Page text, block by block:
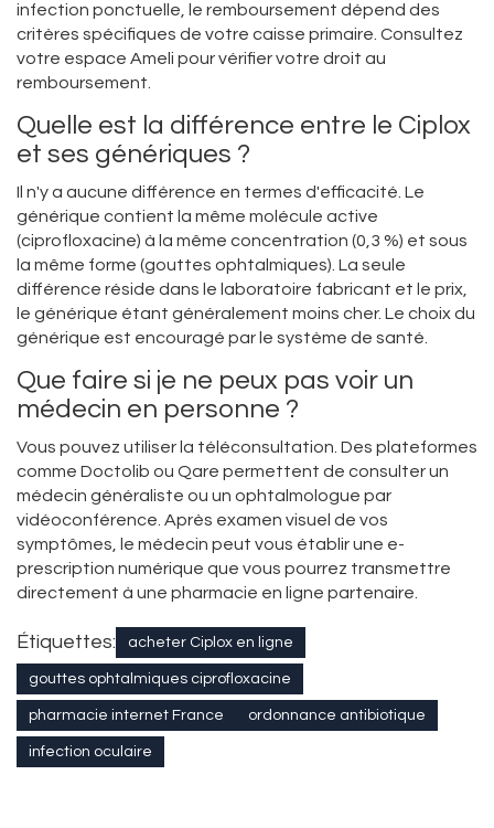
infection ponctuelle, le remboursement dépend des
critères spécifiques de votre caisse primaire. Consultez
votre espace Ameli pour vérifier votre droit au
remboursement.
Quelle est la différence entre le Ciplox
et ses génériques ?
Il n'y a aucune différence en termes d'efficacité. Le
générique contient la même molécule active
(ciprofloxacine) à la même concentration (0,3 %) et sous
la même forme (gouttes ophtalmiques). La seule
différence réside dans le laboratoire fabricant et le prix,
le générique étant généralement moins cher. Le choix du
générique est encouragé par le système de santé.
Que faire si je ne peux pas voir un
médecin en personne ?
Vous pouvez utiliser la téléconsultation. Des plateformes
comme Doctolib ou Qare permettent de consulter un
médecin généraliste ou un ophtalmologue par
vidéoconférence. Après examen visuel de vos
symptômes, le médecin peut vous établir une e-
prescription numérique que vous pourrez transmettre
directement à une pharmacie en ligne partenaire.
Étiquettes: acheter Ciplox en ligne
gouttes ophtalmiques ciprofloxacine
pharmacie internet France ordonnance antibiotique
infection oculaire